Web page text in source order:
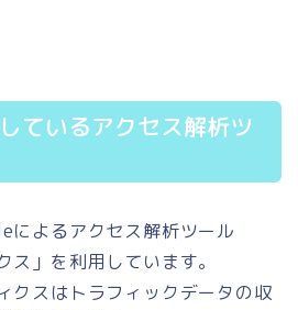
ているアクセス解析ツ
によるアクセス解析ツール
ス」を利用しています。
クスはトラフィックデータの収